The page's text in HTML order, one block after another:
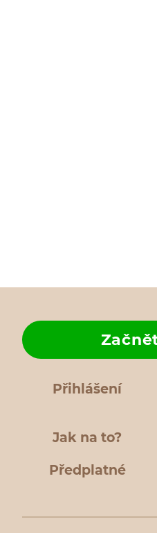
Přihlášení
Jak na to?
Předplatné